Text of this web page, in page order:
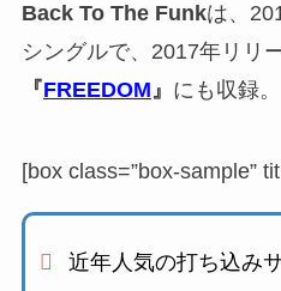
Back To The Funkは、
シングルで、2017年リリ
『FREEDOM』 にも収録。
[box class=”box-sample”
近年人気の打ち込み